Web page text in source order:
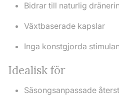
Bidrar till naturlig
Växtbaserade kapslar
Inga konstgjorda
Idealisk för
Säsongsanpassade